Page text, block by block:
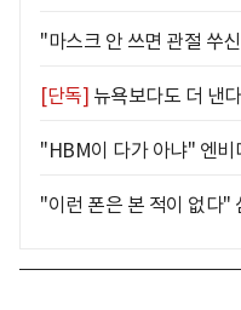
"마스크 안 쓰면 관절 쑤
[단독] 뉴욕보다도 더 낸
"HBM이 다가 아냐" 엔비
"이런 폰은 본 적이 없다"